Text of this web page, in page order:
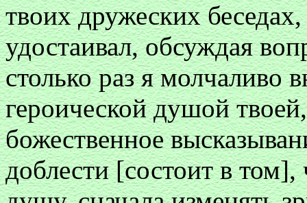
твоих дружеских
удостаивал, обсуждая
столько раз я молчаливо
героической душой
божественное
доблести [состоит в том],